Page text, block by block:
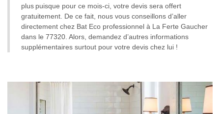
plus puisque pour ce mois-ci, votre devis sera offert
gratuitement. De ce fait, nous vous conseillons d’aller
directement chez Bat Eco professionnel à La Ferte Gaucher
dans le 77320. Alors, demandez d’autres informations
supplémentaires surtout pour votre devis chez lui !